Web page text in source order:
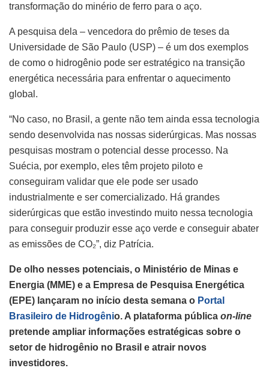
transformação do minério de ferro para o aço.
A pesquisa dela – vencedora do prêmio de teses da
Universidade de São Paulo (USP) – é um dos exemplos
de como o hidrogênio pode ser estratégico na transição
energética necessária para enfrentar o aquecimento
global.
“No caso, no Brasil, a gente não tem ainda essa tecnologia
sendo desenvolvida nas nossas siderúrgicas. Mas nossas
pesquisas mostram o potencial desse processo. Na
Suécia, por exemplo, eles têm projeto piloto e
conseguiram validar que ele pode ser usado
industrialmente e ser comercializado. Há grandes
siderúrgicas que estão investindo muito nessa tecnologia
para conseguir produzir esse aço verde e conseguir abater
as emissões de CO₂”, diz Patrícia.
De olho nesses potenciais, o Ministério de Minas e
Energia (MME) e a Empresa de Pesquisa Energética
(EPE) lançaram no início desta semana o Portal
Brasileiro de Hidrogênio. A plataforma pública on-line
pretende ampliar informações estratégicas sobre o
setor de hidrogênio no Brasil e atrair novos
investidores.